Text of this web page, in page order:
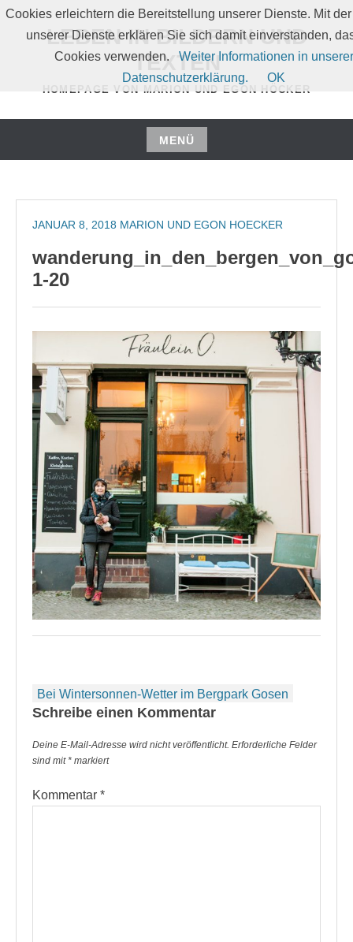
Zum
Inhalt
LEBEN IN BILDERN UND
TEXTEN
HOMEPAGE VON MARION UND EGON HÖCKER
MENÜ
Zum
springen
JANUAR 8, 2018 MARION UND EGON HOECKER
1-20
Beitragsnavigation
Bei Wintersonnen-Wetter im Bergpark Gosen
Schreibe einen Kommentar
Deine E-Mail-Adresse wird nicht veröffentlicht. Erforderliche Felder
sind mit* markiert
Kommentar *
Cookies erleichtern die Bereitstellung unserer Dienste. Mit
unserer Dienste erklären Sie sich damit einverstanden,
Cookies verwenden.
Weiter Informationen in unserer
Datenschutzerklärung.
OK